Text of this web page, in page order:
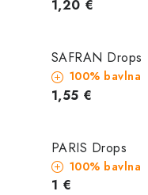
1,20 €
SAFRAN Drops
100% bavlna
1,55 €
PARIS Drops
100% bavlna
1 €